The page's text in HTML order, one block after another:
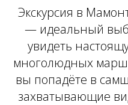
Экскурсия в
— идеальный
увидеть
многолюдных
вы попадёте в
захватывающие